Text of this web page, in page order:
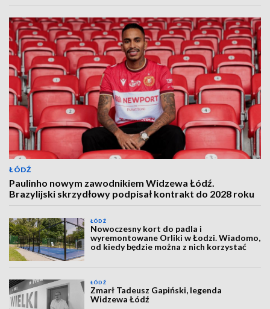
ŁÓDŹ
Paulinho nowym zawodnikiem Widzewa Łódź.
Brazylijski skrzydłowy podpisał kontrakt do 2028 roku
ŁÓDŹ
Nowoczesny kort do padla i
wyremontowane Orliki w Łodzi. Wiadomo,
od kiedy będzie można z nich korzystać
ŁÓDŹ
Zmarł Tadeusz Gapiński, legenda
Widzewa Łódź